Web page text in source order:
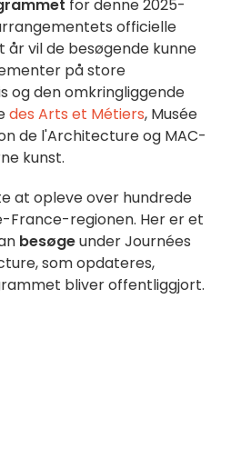
for denne 2025-
officielle
år vil de besøgende kunne
på store
og den omkringliggende
des Arts et Métiers, Musée
de l'Architecture og MAC-
kunst.
at opleve over hundrede
regionen. Her er et
besøgeunder Journées
som opdateres,
bliver offentliggjort.